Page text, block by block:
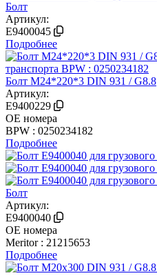
Болт
Артикул:
E9400045
Подробнее
Болт М24*220*3 DIN 931 / G8.8
Артикул:
E9400229
OE номера
BPW : 0250234182
Подробнее
Болт
Артикул:
E9400040
OE номера
Meritor : 21215653
Подробнее